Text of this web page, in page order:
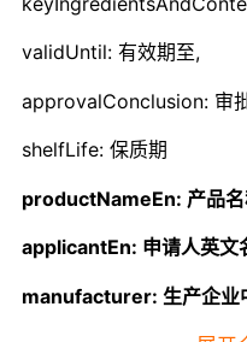
validUntil: 有效期至,
approvalConclusion: 审
shelfLife: 保质期
productNameEn: 产品名
applicantEn: 申请人英文
manufacturer: 生产企业